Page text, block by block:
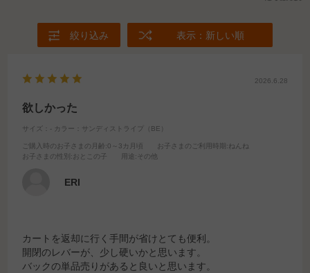
絞り込み 表示：新しい順
2026.6.28
欲しかった
サイズ：- カラー：サンディストライプ（BE）
ご購入時のお子さまの月齢 :0～3カ月頃 お子さまのご利用時期 :ねんね
お子さまの性別 :おとこの子 用途 :その他
ERI
カートを返却に行く手間が省けとても便利。
開閉のレバーが、少し硬いかと思います。
バックの単品売りがあると良いと思います。